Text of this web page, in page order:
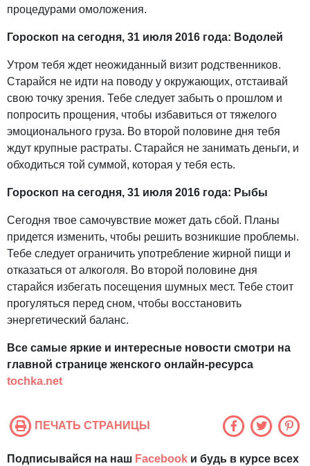
процедурами омоложения.
Гороскоп на сегодня, 31 июля 2016 года: Водолей
Утром тебя ждет неожиданный визит родственников.
Старайся не идти на поводу у окружающих, отстаивай
свою точку зрения. Тебе следует забыть о прошлом и
попросить прощения, чтобы избавиться от тяжелого
эмоционального груза. Во второй половине дня тебя
ждут крупные растраты. Старайся не занимать деньги, и
обходиться той суммой, которая у тебя есть.
Гороскоп на сегодня, 31 июля 2016 года: Рыбы
Сегодня твое самочувствие может дать сбой. Планы
придется изменить, чтобы решить возникшие проблемы.
Тебе следует ограничить употребление жирной пищи и
отказаться от алкоголя. Во второй половине дня
старайся избегать посещения шумных мест. Тебе стоит
прогуляться перед сном, чтобы восстановить
энергетический баланс.
Все самые яркие и интересные новости смотри на
главной странице женского онлайн-ресурса
tochka.net
ПЕЧАТЬ СТРАНИЦЫ
Подписывайся на наш Facebook и будь в курсе всех